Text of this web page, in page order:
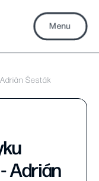
Menu
Šesták
Adrián